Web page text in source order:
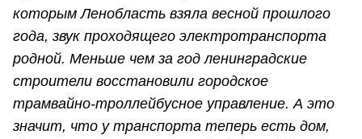
которым Ленобласть взяла весной прошлого
года, звук проходящего электротранспорта
родной. Меньше чем за год ленинградские
строители восстановили городское
трамвайно-троллейбусное управление. А это
значит, что у транспорта теперь есть дом,